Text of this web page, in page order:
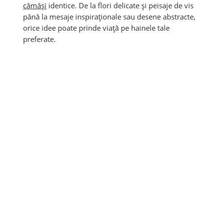
cămăși identice. De la flori delicate și peisaje de vis
până la mesaje inspiraționale sau desene abstracte,
orice idee poate prinde viață pe hainele tale
preferate.